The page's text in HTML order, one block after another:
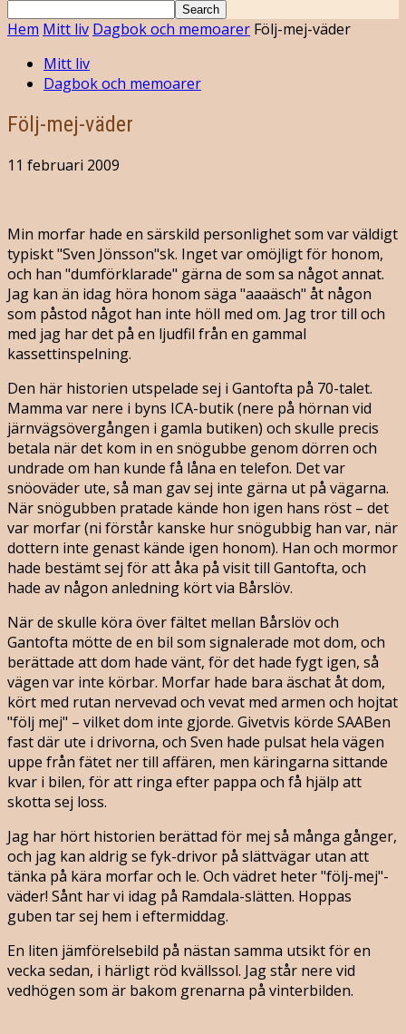
Hem Mitt liv Dagbok och memoarer Följ-mej-väder
Mitt liv
Dagbok och memoarer
Följ-mej-väder
11 februari 2009
Min morfar hade en särskild personlighet som var väldigt
typiskt "Sven Jönsson"sk. Inget var omöjligt för honom,
och han "dumförklarade" gärna de som sa något annat.
Jag kan än idag höra honom säga "aaaäsch" åt någon
som påstod något han inte höll med om. Jag tror till och
med jag har det på en ljudfil från en gammal
kassettinspelning.
Den här historien utspelade sej i Gantofta på 70-talet.
Mamma var nere i byns ICA-butik (nere på hörnan vid
järnvägsövergången i gamla butiken) och skulle precis
betala när det kom in en snögubbe genom dörren och
undrade om han kunde få låna en telefon. Det var
snöoväder ute, så man gav sej inte gärna ut på vägarna.
När snögubben pratade kände hon igen hans röst – det
var morfar (ni förstår kanske hur snögubbig han var, när
dottern inte genast kände igen honom). Han och mormor
hade bestämt sej för att åka på visit till Gantofta, och
hade av någon anledning kört via Bårslöv.
När de skulle köra över fältet mellan Bårslöv och
Gantofta mötte de en bil som signalerade mot dom, och
berättade att dom hade vänt, för det hade fygt igen, så
vägen var inte körbar. Morfar hade bara äschat åt dom,
kört med rutan nervevad och vevat med armen och hojtat
"följ mej" – vilket dom inte gjorde. Givetvis körde SAABen
fast där ute i drivorna, och Sven hade pulsat hela vägen
uppe från fätet ner till affären, men käringarna sittande
kvar i bilen, för att ringa efter pappa och få hjälp att
skotta sej loss.
Jag har hört historien berättad för mej så många gånger,
och jag kan aldrig se fyk-drivor på slättvägar utan att
tänka på kära morfar och le. Och vädret heter "följ-mej"-
väder! Sånt har vi idag på Ramdala-slätten. Hoppas
guben tar sej hem i eftermiddag.
En liten jämförelsebild på nästan samma utsikt för en
vecka sedan, i härligt röd kvällssol. Jag står nere vid
vedhögen som är bakom grenarna på vinterbilden.